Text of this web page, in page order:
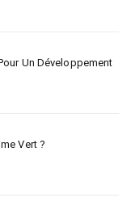
Un Développement
Vert ?